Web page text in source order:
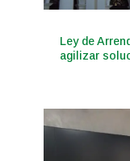
Ley de
agilizar